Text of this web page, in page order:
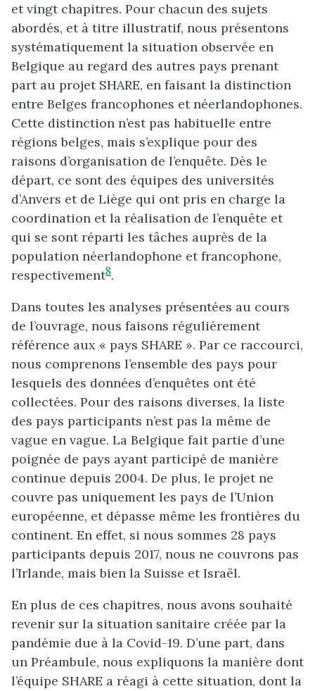
et vingt chapitres. Pour chacun des sujets
abordés, et à titre illustratif, nous présentons
systématiquement la situation observée en
Belgique au regard des autres pays prenant
part au projet SHARE, en faisant la distinction
entre Belges francophones et néerlandophones.
Cette distinction n’est pas habituelle entre
régions belges, mais s’explique pour des
raisons d’organisation de l’enquête. Dès le
départ, ce sont des équipes des universités
d’Anvers et de Liège qui ont pris en charge la
coordination et la réalisation de l’enquête et
qui se sont réparti les tâches auprès de la
population néerlandophone et francophone,
respectivement8.
Dans toutes les analyses présentées au cours
de l’ouvrage, nous faisons régulièrement
référence aux « pays SHARE ». Par ce raccourci,
nous comprenons l’ensemble des pays pour
lesquels des données d’enquêtes ont été
collectées. Pour des raisons diverses, la liste
des pays participants n’est pas la même de
vague en vague. La Belgique fait partie d’une
poignée de pays ayant participé de manière
continue depuis 2004. De plus, le projet ne
couvre pas uniquement les pays de l’Union
européenne, et dépasse même les frontières du
continent. En effet, si nous sommes 28 pays
participants depuis 2017, nous ne couvrons pas
l’Irlande, mais bien la Suisse et Israël.
En plus de ces chapitres, nous avons souhaité
revenir sur la situation sanitaire créée par la
pandémie due à la Covid-19. D’une part, dans
un Préambule, nous expliquons la manière dont
l’équipe SHARE a réagi à cette situation, dont la